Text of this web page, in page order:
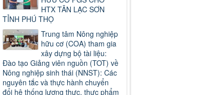
HTX TÂN LẠC SƠN
TỈNH PHÚ THỌ
Trung tâm Nông nghiệp
hữu cơ (COA) tham gia
xây dựng bộ tài liệu:
Đào tạo Giảng viên nguồn (TOT) về
Nông nghiệp sinh thái (NNST): Các
nguyên tắc và thực hành chuyển
đổi hệ thống lương thực, thực phẩm